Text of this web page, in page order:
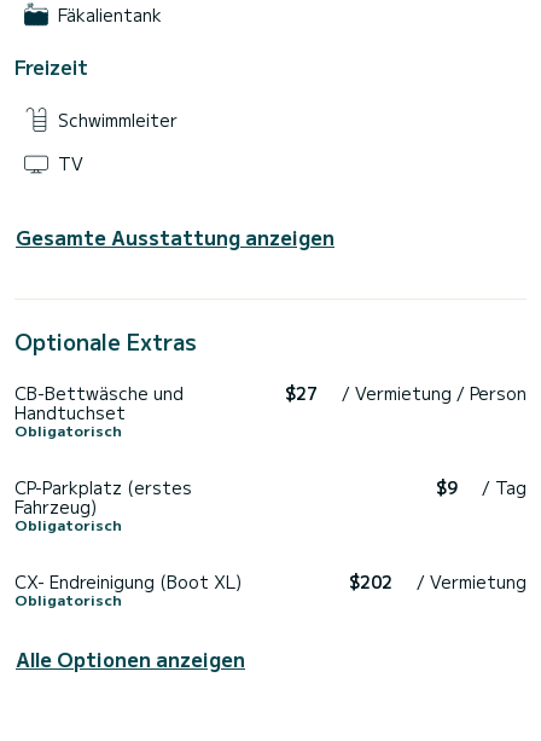
Fäkalientank
Freizeit
Schwimmleiter
TV
Gesamte Ausstattung anzeigen
Optionale Extras
CB-Bettwäsche und
Handtuchset
Obligatorisch
$27 / Vermietung / Person
CP-Parkplatz (erstes
Fahrzeug)
Obligatorisch
$9 / Tag
CX- Endreinigung (Boot XL)
Obligatorisch
$202 / Vermietung
Alle Optionen anzeigen